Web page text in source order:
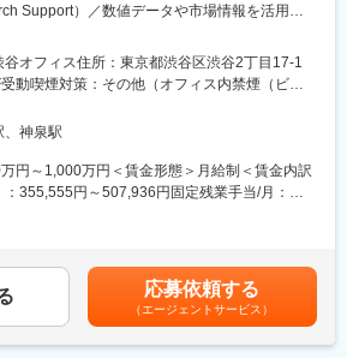
マーケティング活動、企画業務
に基づく、業務設計活動
ソーシング戦略策定、スカウトチーム連携推進
におけるコピーライティング
レーティブな業務の質の平準化、本来業務であ
化
ケティングテクノロジーの活用による集客戦略
Support）／数値データや市場情報を活用し
社様のビジネス構造、組織力学、事業課題の把
チ利用データ、ビズリーチ事業全体のデータ
大に向けた戦略策定、集客強化、制度設計等の
容につきましては、面接を通して相互理解を深
リアを考慮したうえで業務を調整いたします。
谷オフィス住所：東京都渋谷区渋谷2丁目17-1
動喫煙対策：その他（オフィス内禁煙（ビル
有））変更の範囲：会社の定める事業所（リモ
、神泉駅
円～1,000万円＜賃金形態＞月給制＜賃金内訳
：355,555円～507,936円固定残業手当/月：
応じ、経験・年齢・能力を考慮の上決定しま
2回■賞与：年2回（業績による）賃金はあくま
り、選考を通じて上下する可能性がありま
定手当を含めた表記です。
応募依頼する
（エージェントサービス）